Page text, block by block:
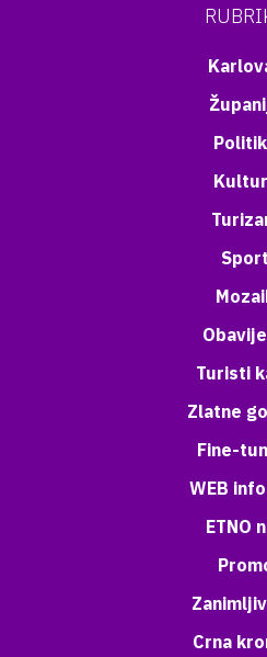
Sport
Turisti
Zlatne
Fine-
WEB
ETNO
Crna